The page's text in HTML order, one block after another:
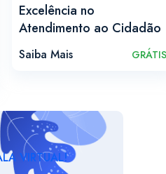
Excelência no
Atendimento ao Cidadão
Saiba Mais GRÁTIS
VIRTUAL!